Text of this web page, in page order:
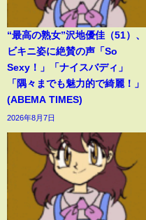
“最高の熟女”沢地優佳（51）、
ビキニ姿に絶賛の声「So
Sexy！」「ナイスバディ」
「隅々までも魅力的で綺麗！」
(ABEMA TIMES)
2026年8月7日